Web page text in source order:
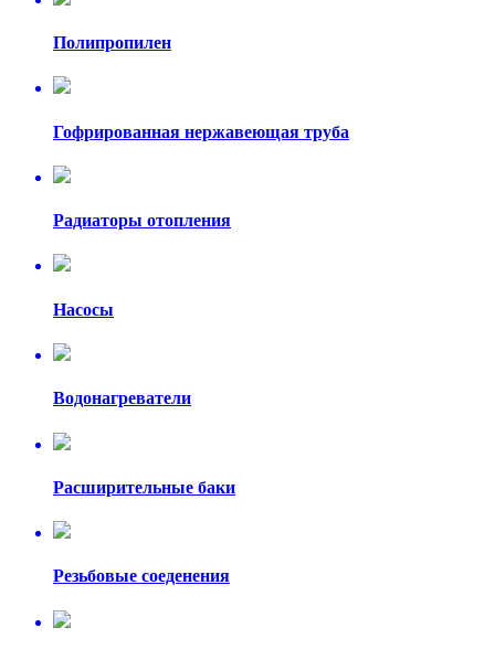
Полипропилен
Гофрированная нержавеющая труба
Радиаторы отопления
Насосы
Водонагреватели
Расширительные баки
Резьбовые соеденения